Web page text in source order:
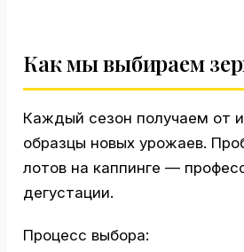
Как мы выбираем
Каждый сезон получаем от
образцы новых урожаев.
лотов на каппинге —
дегустации.
Процесс выбора: